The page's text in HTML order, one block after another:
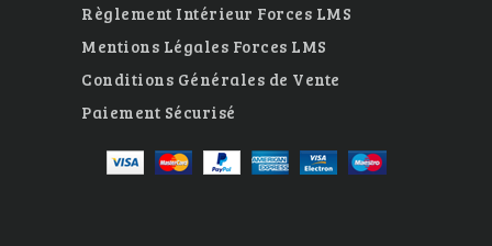
Règlement Intérieur Forces LMS
Mentions Légales Forces LMS
Conditions Générales de Vente
Paiement Sécurisé